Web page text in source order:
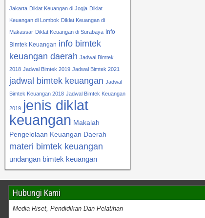
Jakarta Diklat Keuangan di Jogja Diklat
Keuangan di Lombok Diklat Keuangan di
Makassar Diklat Keuangan di Surabaya Info
Bimtek Keuangan info bimtek
keuangan daerah Jadwal Bimtek
2018 Jadwal Bimtek 2019 Jadwal Bimtek 2021
jadwal bimtek keuangan Jadwal
Bimtek Keuangan 2018 Jadwal Bimtek Keuangan
2019 jenis diklat
keuangan Makalah
Pengelolaan Keuangan Daerah
materi bimtek keuangan
undangan bimtek keuangan
Hubungi Kami
Media Riset, Pendidikan Dan Pelatihan